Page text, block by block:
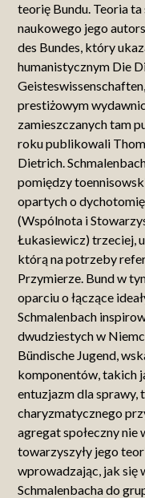
teorię Bundu. Teoria
naukowego jego
des Bundes, który
humanistycznym Die
prestiżowym
zamieszczanych tam
roku publikowali
Dietrich.
pomiędzy
opartych o
(Wspólnota i
Łukasiewicz) trzeciej,
którą na potrzeby
Przymierze. Bund w
oparciu o łączące
Schmalenbach
dwudziestych w
Bündische Jugend,
komponentów, takich
entuzjazm dla sprawy,
charyzmatycznego
agregat społeczny nie
towarzyszyły jego
wprowadzając, jak się
Schmalenbacha do